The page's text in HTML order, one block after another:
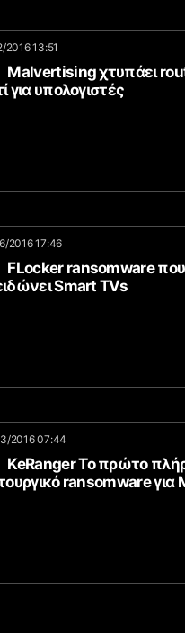
2016 13:51
Malvertising χτυπάει
για υπολογιστές
2016 17:46
FLocker ransomware που
Smart TVs
2016 07:44
KeRanger Το πρώτο
ransomware για